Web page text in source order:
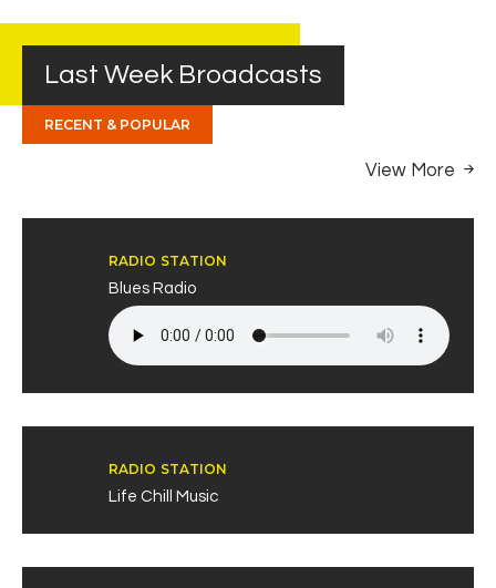
Last Week Broadcasts
RECENT & POPULAR
View More
RADIO STATION
Blues Radio
RADIO STATION
Life Chill Music